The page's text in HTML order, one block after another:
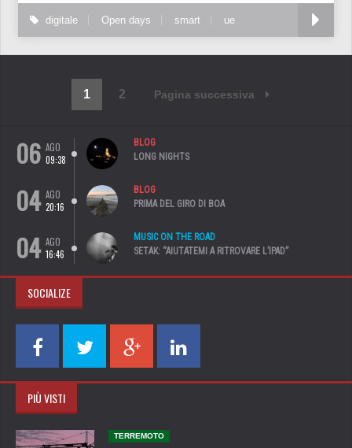
digitale Open days smart ue
1 2 Pagina successiva
06 AGO
09:38
BLOG
LONG NIGHTS
04 AGO
20:16
BLOG
PRIMA DEL GIRO DI BOA
04 AGO
16:46
MUSIC ON THE ROAD
SETAK: “AIUTATEMI A RITROVARE L’IPAD”
SOCIALIZE
PIÙ VISTI
TERREMOTO